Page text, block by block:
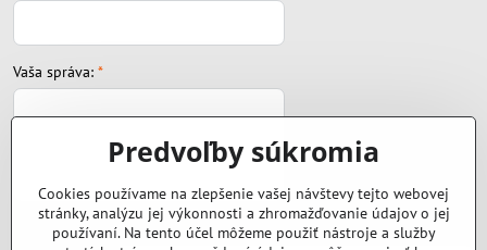
Vaša správa: *
Súbor:
Predvoľby súkromia
Cookies používame na zlepšenie vašej návštevy tejto webovej
stránky, analýzu jej výkonnosti a zhromažďovanie údajov o jej
používaní. Na tento účel môžeme použiť nástroje a služby